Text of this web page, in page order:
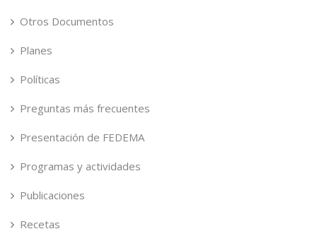
Otros Documentos
Planes
Políticas
Preguntas más frecuentes
Presentación de FEDEMA
Programas y actividades
Publicaciones
Recetas